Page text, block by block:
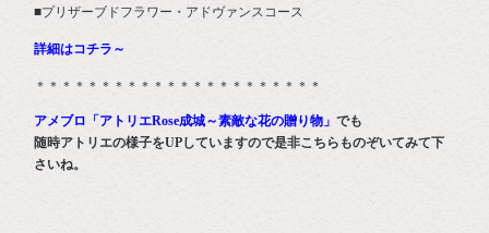
■プリザーブドフラワー・アドヴァンスコース
詳細はコチラ～
＊＊＊＊＊＊＊＊＊＊＊＊＊＊＊＊＊＊＊＊＊＊
アメブロ「アトリエRose成城～素敵な花の贈り物」でも
随時アトリエの様子をUPしていますので是非こちらものぞいてみて下
さいね。